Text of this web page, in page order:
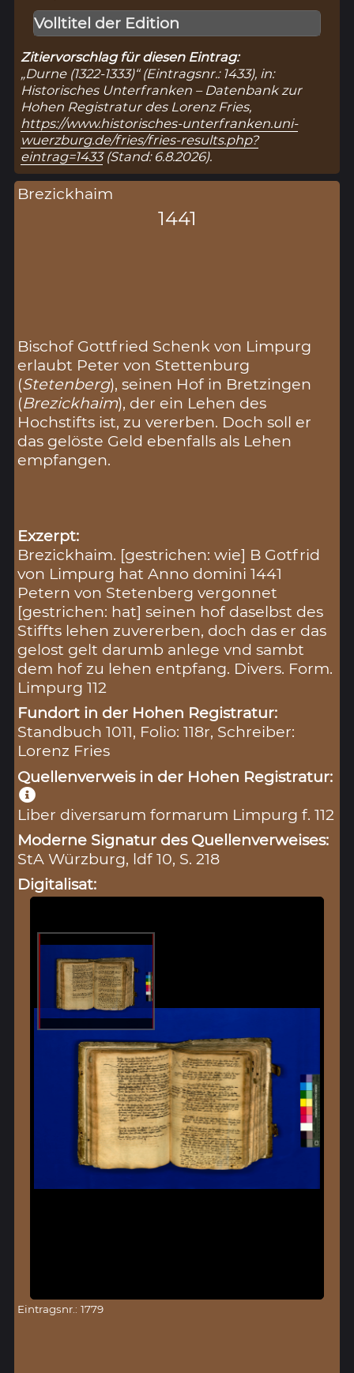
Volltitel der Edition
Zitiervorschlag für diesen Eintrag:
„Durne (1322-1333)“ (Eintragsnr.: 1433), in:
Historisches Unterfranken – Datenbank zur
Hohen Registratur des Lorenz Fries,
https://www.historisches-unterfranken.uni-
wuerzburg.de/fries/fries-results.php?
eintrag=1433(Stand: 6.8.2026).
Brezickhaim
1441
Bischof Gottfried Schenk von Limpurg
erlaubt Peter von Stettenburg
(Stetenberg), seinen Hof in Bretzingen
(Brezickhaim), der ein Lehen des
Hochstifts ist, zu vererben. Doch soll er
das gelöste Geld ebenfalls als Lehen
empfangen.
Exzerpt:
Brezickhaim. [gestrichen: wie] B Gotfrid
von Limpurg hat Anno domini 1441
Petern von Stetenberg vergonnet
[gestrichen: hat] seinen hof daselbst des
Stiffts lehen zuvererben, doch das er das
gelost gelt darumb anlege vnd sambt
dem hof zu lehen entpfang. Divers. Form.
Limpurg 112
Fundort in der Hohen Registratur:
Standbuch 1011, Folio: 118r, Schreiber:
Lorenz Fries
Quellenverweis in der Hohen Registratur:
Liber diversarum formarum Limpurg f. 112
Moderne Signatur des Quellenverweises:
StA Würzburg, ldf 10, S. 218
Digitalisat:
Eintragsnr.: 1779